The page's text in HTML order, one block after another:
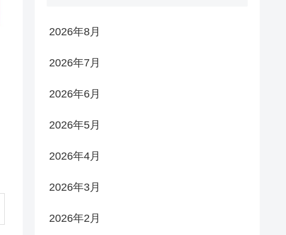
2026年8月
2026年7月
2026年6月
2026年5月
2026年4月
2026年3月
2026年2月